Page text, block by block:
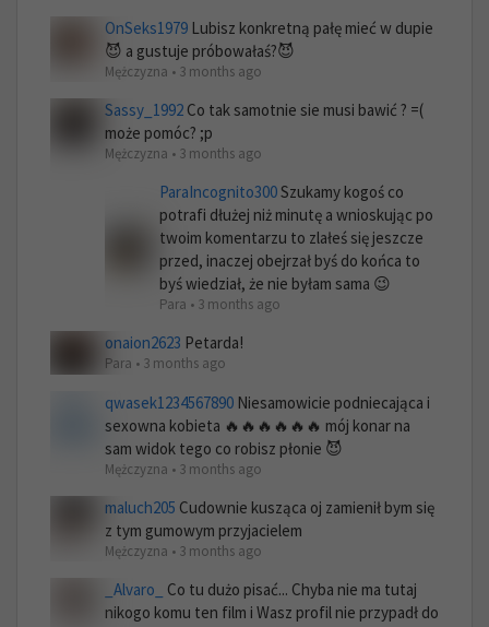
OnSeks1979 Lubisz konkretną pałę mieć w dupie
😈 a gustuje próbowałaś?😈
Mężczyzna • 3 months ago
Sassy_1992 Co tak samotnie sie musi bawić ? =(
może pomóc? ;p
Mężczyzna • 3 months ago
ParaIncognito300Szukamy kogoś co
potrafi dłużej niż minutę a wnioskując po
twoim komentarzu to zlałeś się jeszcze
przed, inaczej obejrzał byś do końca to
byś wiedział, że nie byłam sama 😉
Para • 3 months ago
onaion2623 Petarda!
Para • 3 months ago
qwasek1234567890 Niesamowicie podniecająca i
sexowna kobieta 🔥🔥🔥🔥🔥🔥 mój konar na
sam widok tego co robisz płonie 😈
Mężczyzna • 3 months ago
maluch205 Cudownie kusząca oj zamienił bym się
z tym gumowym przyjacielem
Mężczyzna • 3 months ago
_Alvaro_
Co tu dużo pisać... Chyba nie ma tutaj
nikogo komu ten film i Wasz profil nie przypadł do